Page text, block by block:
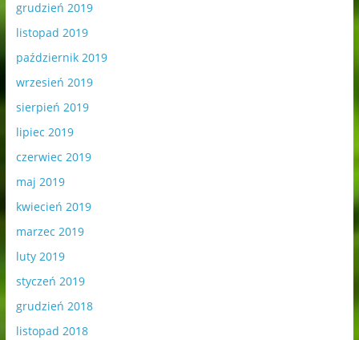
grudzień 2019
listopad 2019
październik 2019
wrzesień 2019
sierpień 2019
lipiec 2019
czerwiec 2019
maj 2019
kwiecień 2019
marzec 2019
luty 2019
styczeń 2019
grudzień 2018
listopad 2018